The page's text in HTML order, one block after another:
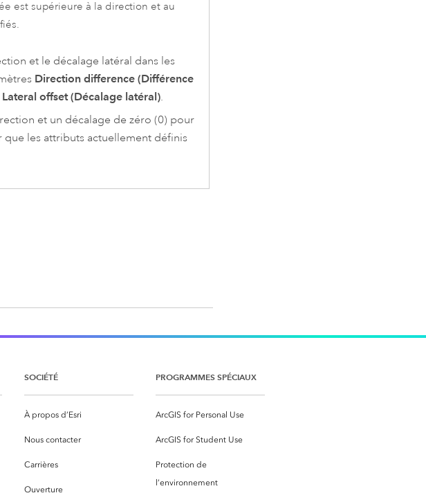
est supérieure à la direction et au
et le décalage latéral dans les
Direction difference (Différence
Lateral offset (Décalage latéral).
et un décalage de zéro (0) pour
que les attributs actuellement définis
SOCIÉTÉ
À propos d’Esri
Nous contacter
Carrières
Ouverture
PROGRAMMES SPÉCIAUX
ArcGIS for Personal Use
ArcGIS for Student Use
Protection de
l’environnement